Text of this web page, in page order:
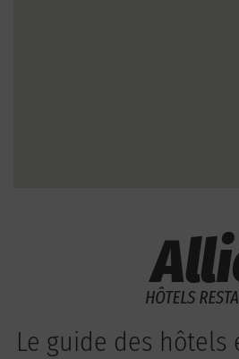
Le guide des hôtels